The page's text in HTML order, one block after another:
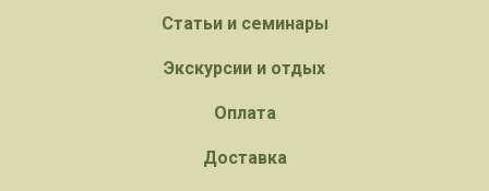
Статьи и семинары
Экскурсии и отдых
Оплата
Доставка